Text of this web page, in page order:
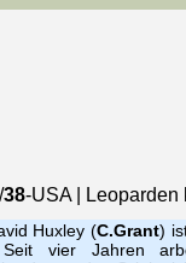
38-USA | Leoparden
Huxley (C.Grant)
vier Jahren